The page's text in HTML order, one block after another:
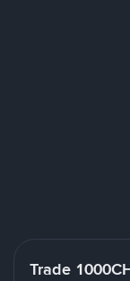
Trade